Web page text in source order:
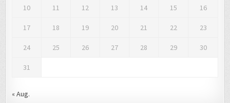
10 11 12 13 14 15 16
17 18 19 20 21 22 23
24 25 26 27 28 29 30
31
« Aug.